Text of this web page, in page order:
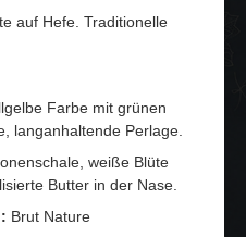
auf Hefe. Traditionelle
Farbe mit grünen
langanhaltende Perlage.
weiße Blüte
Butter in der Nase.
Brut Nature